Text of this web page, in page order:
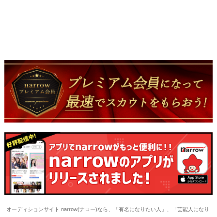
オーディションサイト narrow(ナロー)なら、「有名になりたい人」、「芸能人になり